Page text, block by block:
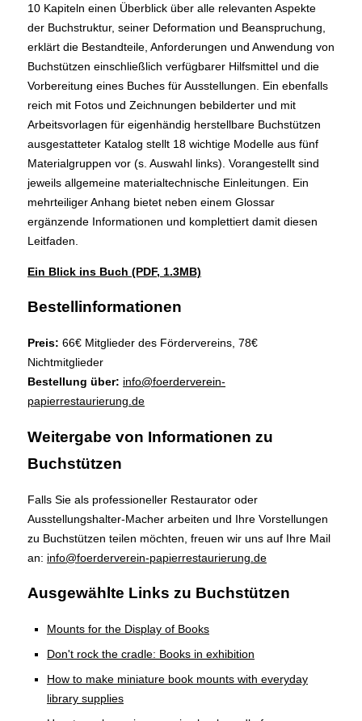
10 Kapiteln einen Überblick über alle relevanten Aspekte
der Buchstruktur, seiner Deformation und Beanspruchung,
erklärt die Bestandteile, Anforderungen und Anwendung von
Buchstützen einschließlich verfügbarer Hilfsmittel und die
Vorbereitung eines Buches für Ausstellungen. Ein ebenfalls
reich mit Fotos und Zeichnungen bebilderter und mit
Arbeitsvorlagen für eigenhändig herstellbare Buchstützen
ausgestatteter Katalog stellt 18 wichtige Modelle aus fünf
Materialgruppen vor (s. Auswahl links). Vorangestellt sind
jeweils allgemeine materialtechnische Einleitungen. Ein
mehrteiliger Anhang bietet neben einem Glossar
ergänzende Informationen und komplettiert damit diesen
Leitfaden.
Ein Blick ins Buch (PDF, 1.3MB)
Bestellinformationen
Preis: 66€ Mitglieder des Fördervereins, 78€
Nichtmitglieder
Bestellung über: info@foerderverein-
papierrestaurierung.de
Weitergabe von Informationen zu
Buchstützen
Falls Sie als professioneller Restaurator oder
Ausstellungshalter-Macher arbeiten und Ihre Vorstellungen
zu Buchstützen teilen möchten, freuen wir uns auf Ihre Mail
an: info@foerderverein-papierrestaurierung.de
Ausgewählte Links zu Buchstützen
Mounts for the Display of Books
Don't rock the cradle: Books in exhibition
How to make miniature book mounts with everyday
library supplies